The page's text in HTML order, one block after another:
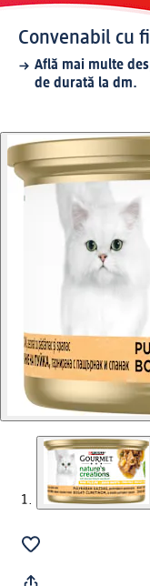
Convenabil cu
Află mai multe
de durată la dm.